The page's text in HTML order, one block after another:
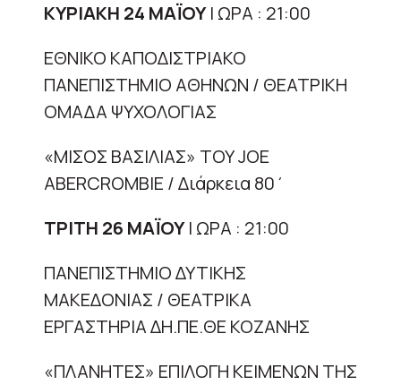
ΚΥΡΙΑΚΗ 24 ΜΑΪΟΥ| ΩΡΑ : 21:00
ΕΘΝΙΚΟ ΚΑΠΟΔΙΣΤΡΙΑΚΟ
ΠΑΝΕΠΙΣΤΗΜΙΟ ΑΘΗΝΩΝ / ΘΕΑΤΡΙΚΗ
ΟΜΑΔΑ ΨΥΧΟΛΟΓΙΑΣ
«ΜΙΣΟΣ ΒΑΣΙΛΙΑΣ» ΤΟΥ JOE
ABERCROMBIE / Διάρκεια 80΄
ΤΡΙΤΗ 26 ΜΑΪΟΥ| ΩΡΑ : 21:00
ΠΑNΕΠΙΣΤΗΜΙΟ ΔΥΤΙΚΗΣ
ΜΑΚΕΔΟΝΙΑΣ / ΘΕΑΤΡΙΚΑ
ΕΡΓΑΣΤΗΡΙΑ ΔΗ.ΠΕ.ΘΕ ΚΟΖΑΝΗΣ
«ΠΛΑΝΗΤΕΣ» ΕΠΙΛΟΓΗ ΚΕΙΜΕΝΩΝ ΤΗΣ